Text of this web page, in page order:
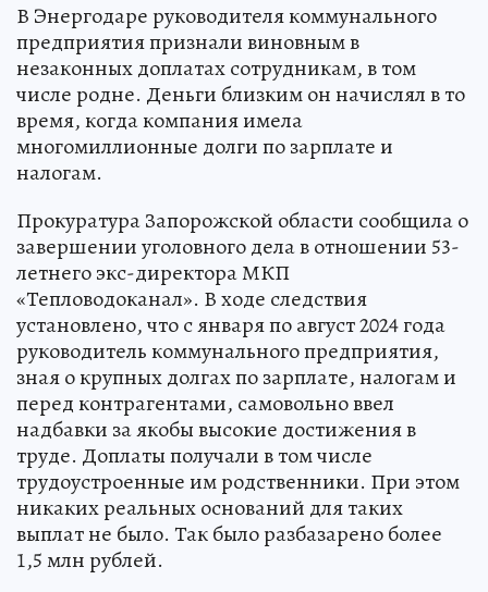
В Энергодаре руководителя коммунального
предприятия признали виновным в
незаконных доплатах сотрудникам, в том
числе родне. Деньги близким он начислял в то
время, когда компания имела
многомиллионные долги по зарплате и
налогам.
Прокуратура Запорожской области сообщила о
завершении уголовного дела в отношении 53-
летнего экс-директора МКП
«Тепловодоканал». В ходе следствия
установлено, что с января по август 2024 года
руководитель коммунального предприятия,
зная о крупных долгах по зарплате, налогам и
перед контрагентами, самовольно ввел
надбавки за якобы высокие достижения в
труде. Доплаты получали в том числе
трудоустроенные им родственники. При этом
никаких реальных оснований для таких
выплат не было. Так было разбазарено более
1,5 млн рублей.